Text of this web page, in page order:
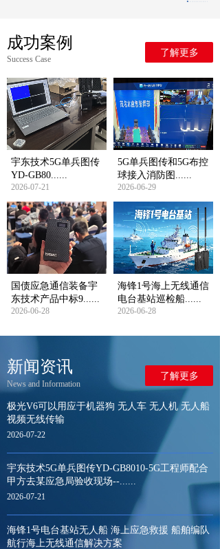
了解更多
Success Case
成功案例
宇东技术5G单兵图传
YD-GB80......
2026-07-21
5G单兵图传和5G布控
球接入消防图......
2026-06-29
国债应急通信装备宇
东技术产品中标9......
2026-06-28
海锋1号海上无线通信
电台基站巡检船......
2026-06-28
News and Information
新闻资讯
极光V6可以用应于机器狗 无人车 无人机 无人船
视频无线传输
2026-07-22
宇东技术5G单兵图传YD-GB8010-5G工程师配合
甲方去某应急局验收现场--......
2026-07-21
海锋1号电台基站无人船 海上应急救援 船舶编队
航行海上无线通信解决方案
了解更多